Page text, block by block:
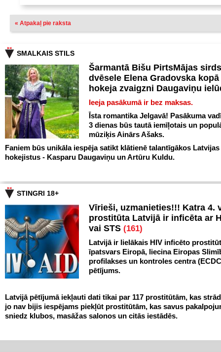
« Atpakaļ pie raksta
SMALKAIS STILS
Šarmantā Bišu PirtsMājas
dvēsele Elena Gradovska kopā
hokeja zvaigzni Daugaviņu
Ieeja pasākumā ir bez maksas.
Īsta romantika Jelgavā! Pasākuma
3 dienas būs tautā iemīļotais un
mūziķis Ainārs Ašaks.
Faniem būs unikāla iespēja satikt klātienē talantīgākos Latvijas
hokejistus - Kasparu Daugaviņu un Artūru Kuldu.
STINGRI 18+
Vīrieši, uzmanieties!!! Katra 4.
prostitūta Latvijā ir inficēta ar
vai STS (161)
Latvijā ir lielākais HIV inficēto
īpatsvars Eiropā, liecina Eiropas
profilakses un kontroles centra
pētījums.
Latvijā pētījumā iekļauti dati tikai par 117 prostitūtām, kas
jo nav bijis iespējams piekļūt prostitūtām, kas savus
sniedz klubos, masāžas salonos un citās iestādēs.